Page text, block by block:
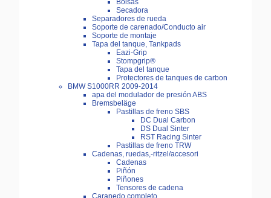
Bolsas
Secadora
Separadores de rueda
Soporte de carenado/Conducto air
Soporte de montaje
Tapa del tanque, Tankpads
Eazi-Grip
Stompgrip®
Tapa del tanque
Protectores de tanques de carbon
BMW S1000RR 2009-2014
apa del modulador de presión ABS
Bremsbeläge
Pastillas de freno SBS
DC Dual Carbon
DS Dual Sinter
RST Racing Sinter
Pastillas de freno TRW
Cadenas, ruedas,-ritzel/accesori
Cadenas
Piñón
Piñones
Tensores de cadena
Caranedo completo